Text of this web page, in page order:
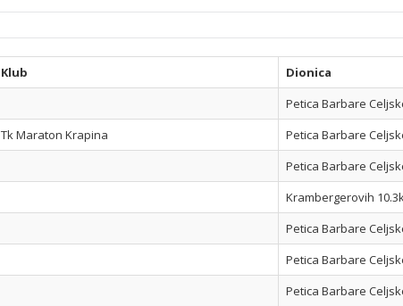
Klub
Dionica
Petica Barbare
Tk Maraton Krapina
Petica Barbare
Petica Barbare
Krambergerovih
Petica Barbare
Petica Barbare
Petica Barbare